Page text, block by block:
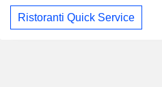
Ristoranti Quick Service